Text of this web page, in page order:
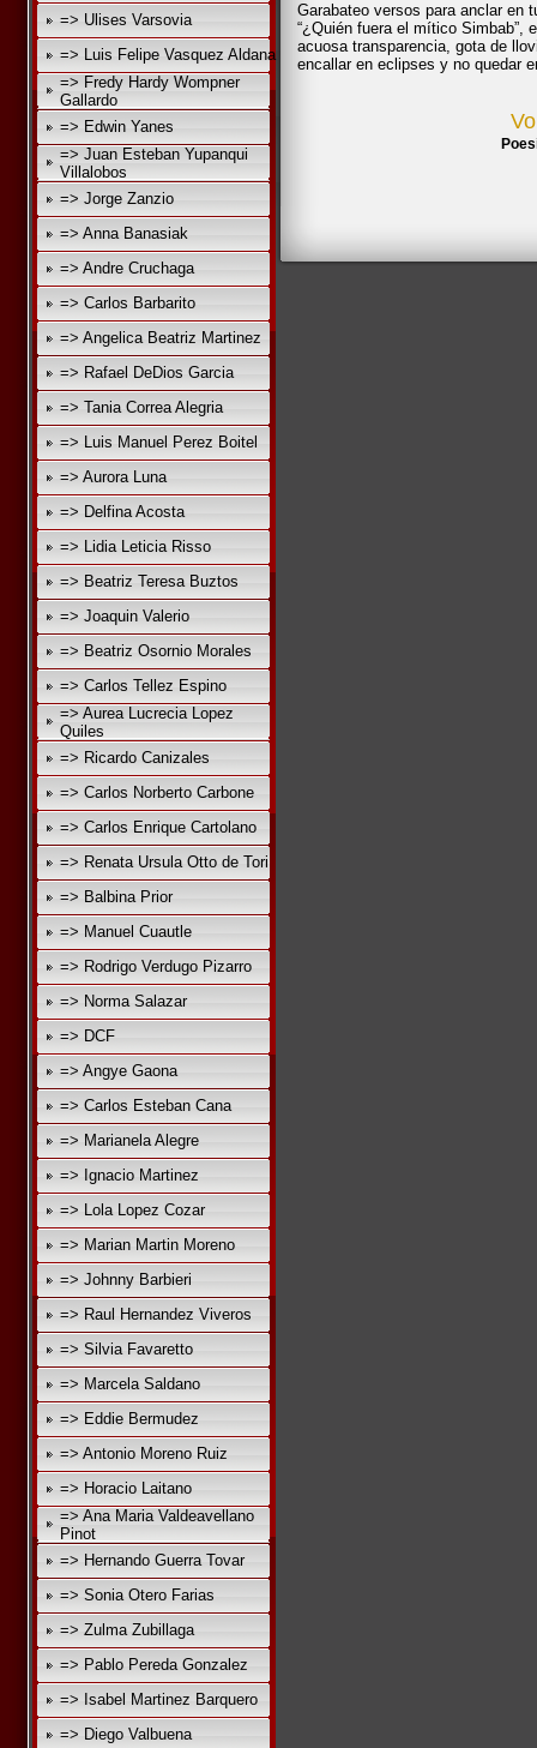
=> Ulises Varsovia
=> Luis Felipe Vasquez Aldana
=> Fredy Hardy Wompner
Gallardo
=> Edwin Yanes
=> Juan Esteban Yupanqui
Villalobos
=> Jorge Zanzio
=> Anna Banasiak
=> Andre Cruchaga
=> Carlos Barbarito
=> Angelica Beatriz Martinez
=> Rafael DeDios Garcia
=> Tania Correa Alegria
=> Luis Manuel Perez Boitel
=> Aurora Luna
=> Delfina Acosta
=> Lidia Leticia Risso
=> Beatriz Teresa Buztos
=> Joaquin Valerio
=> Beatriz Osornio Morales
=> Carlos Tellez Espino
=> Aurea Lucrecia Lopez
Quiles
=> Ricardo Canizales
=> Carlos Norberto Carbone
=> Carlos Enrique Cartolano
=> Renata Ursula Otto de Tori
=> Balbina Prior
=> Manuel Cuautle
=> Rodrigo Verdugo Pizarro
=> Norma Salazar
=> DCF
=> Angye Gaona
=> Carlos Esteban Cana
=> Marianela Alegre
=> Ignacio Martinez
=> Lola Lopez Cozar
=> Marian Martin Moreno
=> Johnny Barbieri
=> Raul Hernandez Viveros
=> Silvia Favaretto
=> Marcela Saldano
=> Eddie Bermudez
=> Antonio Moreno Ruiz
=> Horacio Laitano
=> Ana Maria Valdeavellano
Pinot
=> Hernando Guerra Tovar
=> Sonia Otero Farias
=> Zulma Zubillaga
=> Pablo Pereda Gonzalez
=> Isabel Martinez Barquero
=> Diego Valbuena
Garabateo versos para anclar en
“¿Quién fuera el mítico Simbab”,
acuosa transparencia, gota de
encallar en eclipses y no quedar